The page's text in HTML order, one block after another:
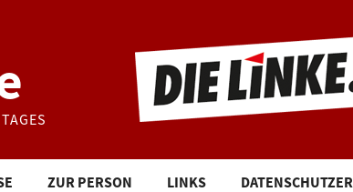
ZUR PERSON LINKS